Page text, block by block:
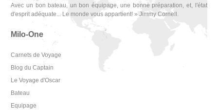
Avec un bon bateau, un bon équipage, une bonne préparation, et, l'état
d'esprit adéquate... Le monde vous appartient! » Jimmy Cornell.
Milo-One
Carnets de Voyage
Blog du Captain
Le Voyage d'Oscar
Bateau
Equipage